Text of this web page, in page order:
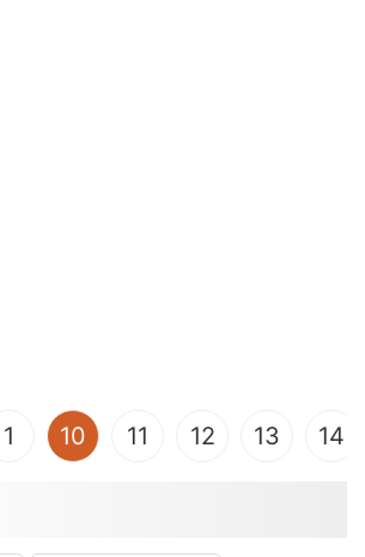
1 10 (current)
11 12 13 14